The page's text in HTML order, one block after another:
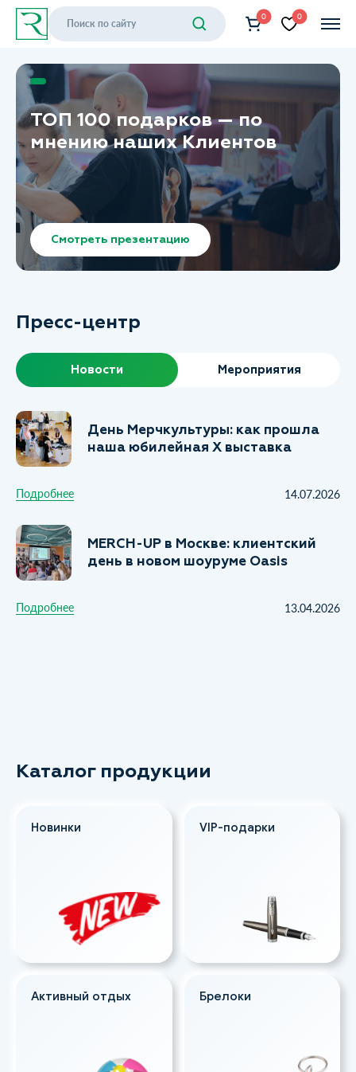
0 0
ТОП 100 подарков — по
мнению наших Клиентов
Смотреть презентацию
Пресс-центр
Новости Мероприятия
День Мерчкультуры: как прошла
наша юбилейная X выставка
Подробнее 14.07.2026
MERCH-UP в Москве: клиентский
день в новом шоуруме Oasis
Подробнее 13.04.2026
Каталог продукции
Новинки VIP-подарки
Активный отдых Брелоки